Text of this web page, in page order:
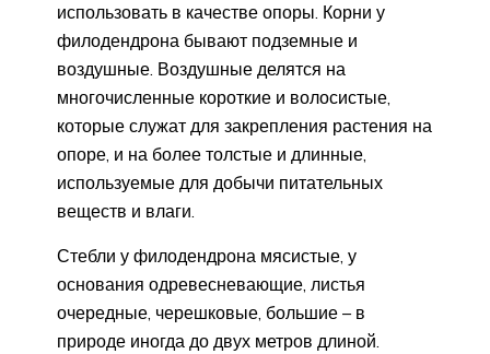
использовать в качестве опоры. Корни у
филодендрона бывают подземные и
воздушные. Воздушные делятся на
многочисленные короткие и волосистые,
которые служат для закрепления растения на
опоре, и на более толстые и длинные,
используемые для добычи питательных
веществ и влаги.
Стебли у филодендрона мясистые, у
основания одревесневающие, листья
очередные, черешковые, большие – в
природе иногда до двух метров длиной.